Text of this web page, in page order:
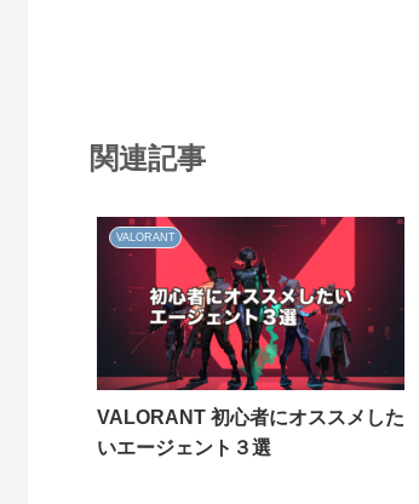
関連記事
VALORANT
VALORANT 初心者にオススメした
いエージェント３選